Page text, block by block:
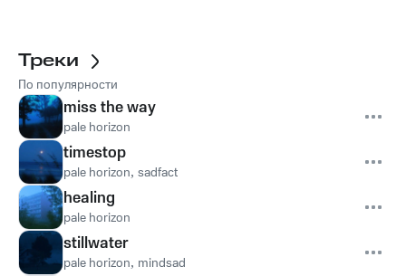
Треки
По популярности
miss the way
pale horizon
timestop
pale horizon, sadfact
healing
pale horizon
stillwater
pale horizon, mindsad